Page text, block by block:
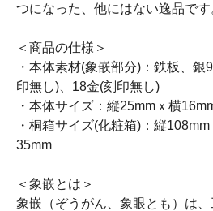
つになった、他にはない逸品です
＜商品の仕様＞
・本体素材(象嵌部分)：鉄板、銀
印無し)、18金(刻印無し)
・本体サイズ：縦25mmｘ横
・桐箱サイズ(化粧箱)：縦
35mm
＜象嵌とは＞
象嵌（ぞうがん、象眼とも）は